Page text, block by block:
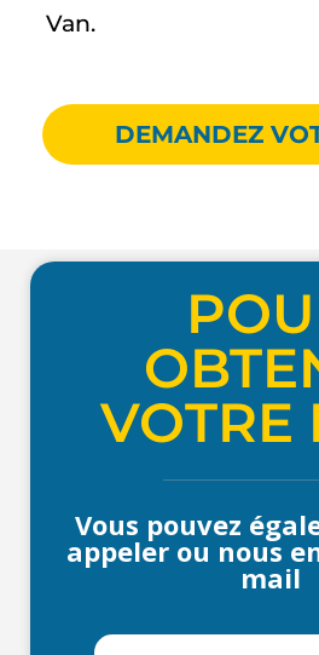
Van.
DEMANDEZ
VOTRE
Vous pouvez
appeler ou nous
mail